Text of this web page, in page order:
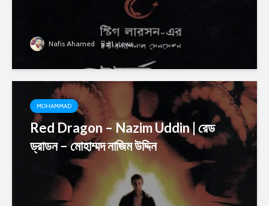
Nafis Ahamed 31 views
MOHAMMAD
Red Dragon – Nazim Uddin | রেড
ড্রাডন – মোহাম্মদ নাজিম উদ্দিন